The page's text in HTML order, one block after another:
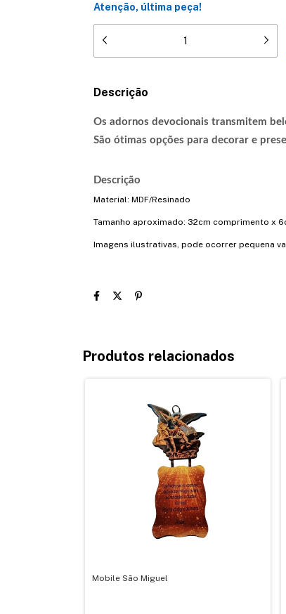
Atenção, última peça!
Descrição
Os adornos devocionais transmitem
São ótimas opções para decorar e
Descrição
Material: MDF/Resinado
Tamanho aproximado: 32cm comprimento x
Imagens ilustrativas, pode ocorrer pequena
Produtos relacionados
Mobile São Miguel